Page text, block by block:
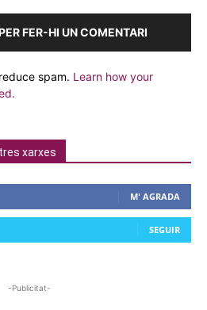
FER-HI UN COMENTARI
spam. Learn how your
xarxes
M' AGRADA
SEGUIR
-Publicitat-